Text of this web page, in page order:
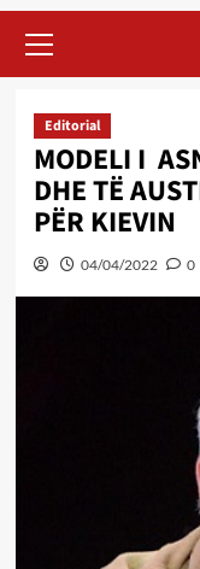
Menu
Editorial
MODELI I
DHE TË
PËR KIEVIN
04/04/2022 0